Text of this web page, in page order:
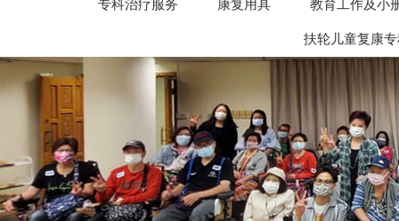
专科治疗服务 康复用具 教育工作及小
扶轮儿童复康